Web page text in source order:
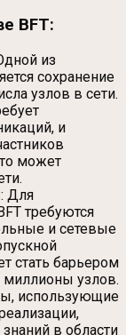
BFT:
из
сохранение
узлов в сети.
и
может
: Для
требуются
и сетевые
стать барьером
узлов.
использующие
в области